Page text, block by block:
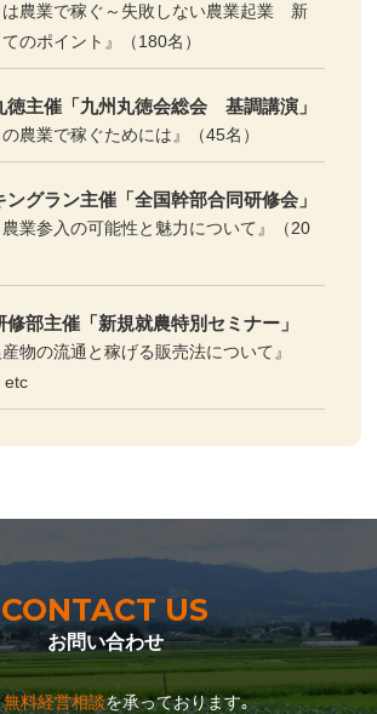
は農業で稼ぐ～失敗しない農業起業 新
のポイント』（180名）
徳主催「九州丸徳会総会 基調講演」
の農業で稼ぐためには』（45名）
ングラン主催「全国幹部合同研修会」
農業参入の可能性と魅力について』（20
修部主催「新規就農特別セミナー」
産物の流通と稼げる販売法について』
etc
CONTACT US
お問い合わせ
無料経営相談を承っております｡